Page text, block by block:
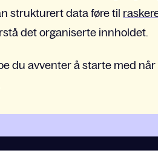
strukturert data føre til
det organiserte innholdet.
du avventer å starte med